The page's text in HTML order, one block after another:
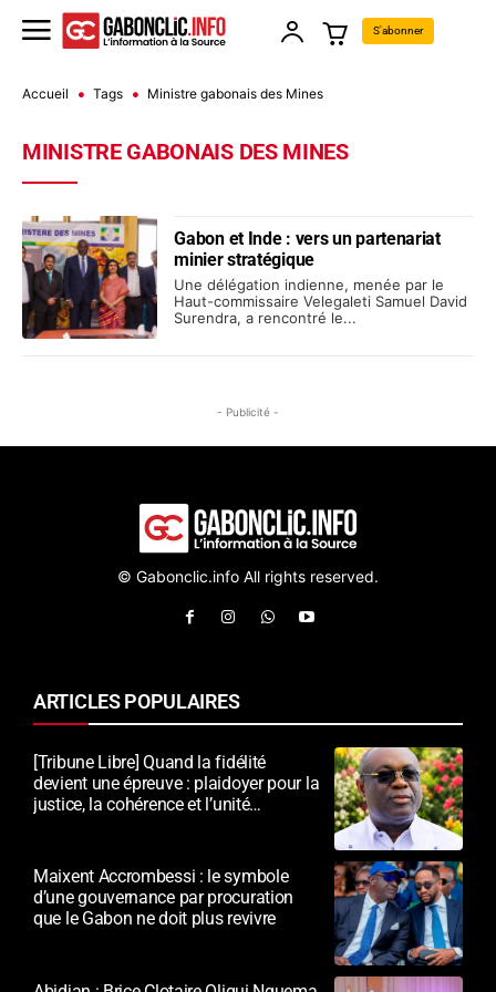
S'abonner
Accueil Tags Ministre gabonais des Mines
MINISTRE GABONAIS DES MINES
Gabon et Inde : vers un partenariat
minier stratégique
Une délégation indienne, menée par le
Haut-commissaire Velegaleti Samuel David
Surendra, a rencontré le...
- Publicité -
© Gabonclic.info All rights reserved.
ARTICLES POPULAIRES
[Tribune Libre] Quand la fidélité
devient une épreuve : plaidoyer pour la
justice, la cohérence et l’unité
Maixent Accrombessi : le symbole
d’une gouvernance par procuration
que le Gabon ne doit plus revivre